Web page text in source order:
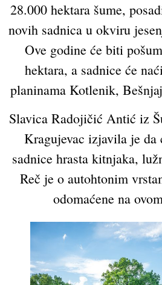
28.000 hektara šume,
novih sadnica u okviru
Ove godine će biti
hektara, a sadnice će
planinama Kotlenik,
Slavica Radojičić Antić iz
Kragujevac izjavila je da
sadnice hrasta kitnjaka,
Reč je o autohtonim
odomaćene na